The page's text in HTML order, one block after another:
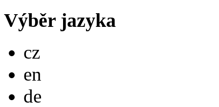
Výběr jazyka
cz
en
de